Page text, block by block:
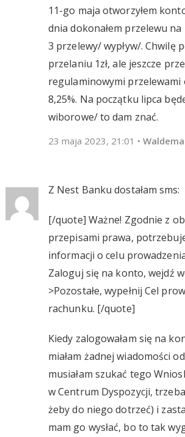
11-go maja otworzyłem
dnia dokonałem przelewu
3 przelewy/ wypływ/. Chwilę
przelaniu 1zł, ale jeszcze
regulaminowymi przelewami
8,25%. Na początku lipca
wiborowe/ to dam znać.
23 maja 2023, 21:01 •
Z Nest Banku dostałam sms:
[/quote] Ważne! Zgodnie z
przepisami prawa,
informacji o celu
Zaloguj się na konto, wejdź
>Pozostałe, wypełnij Cel
rachunku. [/quote]
Kiedy zalogowałam się na
miałam żadnej wiadomości
musiałam szukać tego
w Centrum Dyspozycji,
żeby do niego dotrzeć) i
mam go wysłać, bo to tak